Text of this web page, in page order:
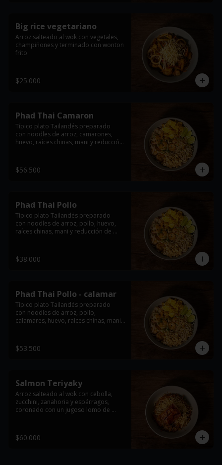
Big rice vegetariano
Arroz salteado al wok con vegetales,
champiñones y terminado con wonton
frito
$25.000
Phad Thai Camaron
Típico plato Tailandés preparado
con noodles de arroz, camarones,
huevo, raíces chinas, mani y reducción
*Imagen de referencia, se entrega con
$56.500
Phad Thai Pollo
Típico plato Tailandés preparado
con noodles de arroz, pollo, huevo,
raíces chinas, mani y reducción de
*Imagen de referencia, se entrega con
$38.000
Phad Thai Pollo - calamar
Típico plato Tailandés preparado
con noodles de arroz, pollo,
calamares, huevo, raíces chinas, mani y
*Imagen de referencia, se entrega con
$53.500
Salmon Teriyaky
Arroz salteado al wok con cebolla,
zucchini, zanahoria y espárragos,
coronado con un jugoso lomo de
$60.000